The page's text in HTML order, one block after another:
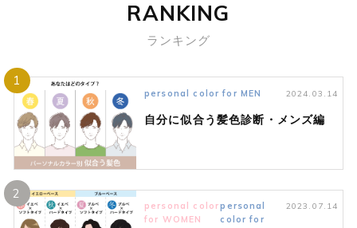
RANKING
ランキング
1
personal color for MEN 2024.03.14
自分に似合う髪色診断・メンズ編
2
personal color
for WOMEN
personal
color for
2023.07.14